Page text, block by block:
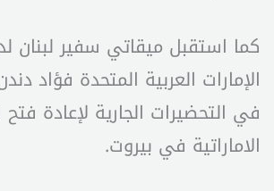
كما استقبل ميقاتي سفير لبنان
الإمارات العربية المتحدة فؤاد
في التحضيرات الجارية لإعادة فتح
الاماراتية في بيروت.